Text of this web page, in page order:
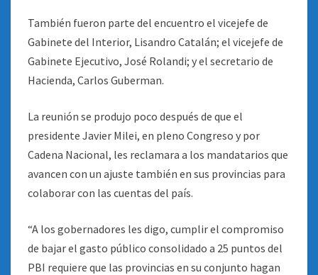
También fueron parte del encuentro el vicejefe de
Gabinete del Interior, Lisandro Catalán; el vicejefe de
Gabinete Ejecutivo, José Rolandi; y el secretario de
Hacienda, Carlos Guberman.
La reunión se produjo poco después de que el
presidente Javier Milei, en pleno Congreso y por
Cadena Nacional, les reclamara a los mandatarios que
avancen con un ajuste también en sus provincias para
colaborar con las cuentas del país.
“A los gobernadores les digo, cumplir el compromiso
de bajar el gasto público consolidado a 25 puntos del
PBI requiere que las provincias en su conjunto hagan